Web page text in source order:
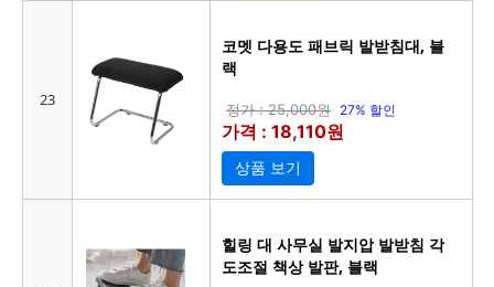
23
코멧 다용도 패브릭 발받침대, 블
랙
정가 : 25,000원 27% 할인
가격 : 18,110원
상품 보기
힐링 대 사무실 발지압 발받침 각
도조절 책상 발판, 블랙